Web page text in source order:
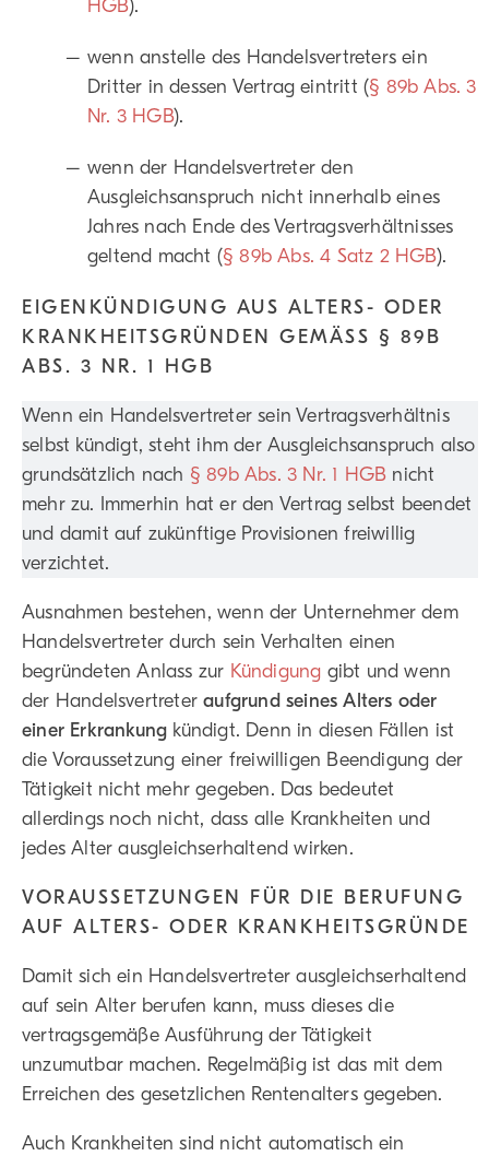
HGB).
wenn anstelle des Handelsvertreters ein
Dritter in dessen Vertrag eintritt (§ 89b Abs. 3
Nr. 3 HGB).
wenn der Handelsvertreter den
Ausgleichsanspruch nicht innerhalb eines
Jahres nach Ende des Vertragsverhältnisses
geltend macht (§ 89b Abs. 4 Satz 2 HGB).
EIGENKÜNDIGUNG AUS ALTERS- ODER
KRANKHEITSGRÜNDEN GEMÄSS § 89B A
BS. 3 NR. 1 HGB
Wenn ein Handelsvertreter sein Vertragsverhältnis
selbst kündigt, steht ihm der Ausgleichsanspruch also
grundsätzlich nach § 89b Abs. 3 Nr. 1 HGB nicht
mehr zu. Immerhin hat er den Vertrag selbst beendet
und damit auf zukünftige Provisionen freiwillig
verzichtet.
Ausnahmen bestehen, wenn der Unternehmer dem
Handelsvertreter durch sein Verhalten einen
begründeten Anlass zur Kündigung gibt und wenn
der Handelsvertreteraufgrund seines Alters oder
einer Erkrankung kündigt. Denn in diesen Fällen ist
die Voraussetzung einer freiwilligen Beendigung der
Tätigkeit nicht mehr gegeben. Das bedeutet
allerdings noch nicht, dass alle Krankheiten und
jedes Alter ausgleichserhaltend wirken.
VORAUSSETZUNGEN FÜR DIE BERUFUNG
AUF ALTERS- ODER KRANKHEITSGRÜNDE
Damit sich ein Handelsvertreter ausgleichserhaltend
auf sein Alter berufen kann, muss dieses die
vertragsgemäße Ausführung der Tätigkeit
unzumutbar machen. Regelmäßig ist das mit dem
Erreichen des gesetzlichen Rentenalters gegeben.
Auch Krankheiten sind nicht automatisch ein